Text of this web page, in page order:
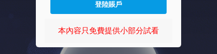
登陸賬戶
本內容只免費提供小部分試看